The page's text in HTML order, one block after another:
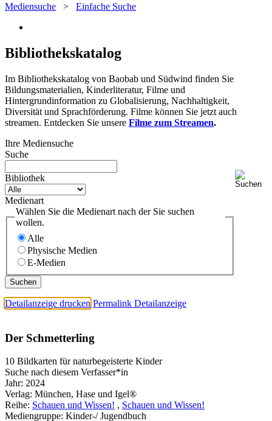
Mediensuche > Einfache Suche
Bibliothekskatalog
Im Bibliothekskatalog von Baobab und Südwind finden Sie
Bildungsmaterialien, Kinderliteratur, Filme und
Hintergrundinformation zu Globalisierung, Nachhaltigkeit,
Diversität und Sprachförderung. Filme können Sie jetzt auch
streamen. Entdecken Sie unsere Filme zum Streamen.
Ihre Mediensuche
Suche
Bibliothek
Medienart
Wählen Sie die Medienart nach der Sie suchen
wollen.
Alle
Physische Medien
E-Medien
Detailanzeige drucken Permalink Detailanzeige
Der Schmetterling
10 Bildkarten für naturbegeisterte Kinder
Suche nach diesem Verfasser*in
Jahr: 2024
Verlag: München, Hase und Igel®
Reihe: Schauen und Wissen! , Schauen und Wissen!
Mediengruppe: Kinder-/ Jugendbuch